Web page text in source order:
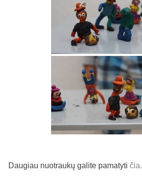
Daugiau nuotraukų galite pamatytičia.